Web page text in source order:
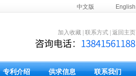
中文版 English
加入收藏 联系方式 返回主页
专利介绍 供求信息 联系我们